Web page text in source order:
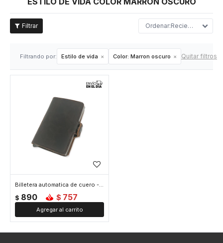
Recientes
Filtrando por: Estilo de vida Color: Marron oscuro Quitar filtros
Billetera automatica de cuero - Marron Oscuro
$ 890 $ 757